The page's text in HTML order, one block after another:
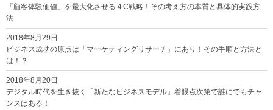
「顧客体験価値」を最大化させる４C戦略！その考え方の本質と具体的実践方
法
2018年8月29日
ビジネス成功の原点は「マーケティングリサーチ」にあり！その手順と方法と
は！？
2018年8月20日
デジタル時代を生き抜く「新たなビジネスモデル」着眼点次第で誰にでもチャ
ンスはある！